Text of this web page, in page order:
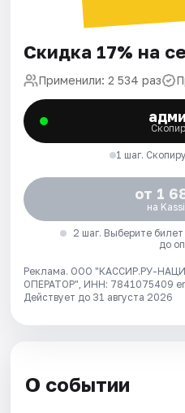
Скидка 17% на
Применили: 2 534 раз
1 шаг.
от 1
на
2 шаг. Выберите
до
Реклама. ООО "КАССИР.РУ-
ОПЕРАТОР", ИНН: 7841075409
Действует до 31 августа 2026
О событии